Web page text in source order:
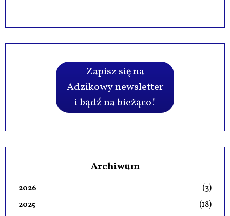
Zapisz się na
Adzikowy newsletter
i bądź na bieżąco!
Archiwum
2026 (3)
2025 (18)